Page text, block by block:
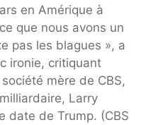
en Amérique à
que nous avons un
pas les blagues », a
ironie, critiquant
mère de CBS,
Larry
date de Trump. (CBS